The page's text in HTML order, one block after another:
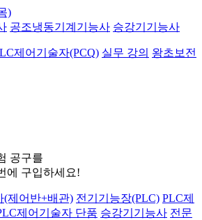
)
공조냉동기계기능사 승강기기능사
제어기술자(PCQ) 실무 강의 왕초보전
공구를
에 구입하세요!
(제어반+배관) 전기기능장(PLC) PLC제
제어기술자 단품 승강기기능사 전문